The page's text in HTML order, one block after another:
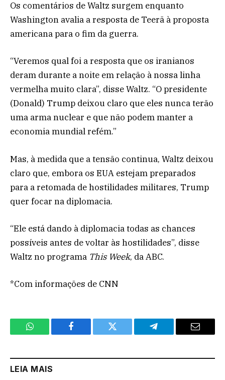
Os comentários de Waltz surgem enquanto
Washington avalia a resposta de Teerã à proposta
americana para o fim da guerra.
“Veremos qual foi a resposta que os iranianos
deram durante a noite em relação à nossa linha
vermelha muito clara”, disse Waltz. “O presidente
(Donald) Trump deixou claro que eles nunca terão
uma arma nuclear e que não podem manter a
economia mundial refém.”
Mas, à medida que a tensão continua, Waltz deixou
claro que, embora os EUA estejam preparados
para a retomada de hostilidades militares, Trump
quer focar na diplomacia.
“Ele está dando à diplomacia todas as chances
possíveis antes de voltar às hostilidades”, disse
Waltz no programa This Week, da ABC.
*Com informações de CNN
WhatsApp Facebook Twitter Telegram Email
LEIA MAIS